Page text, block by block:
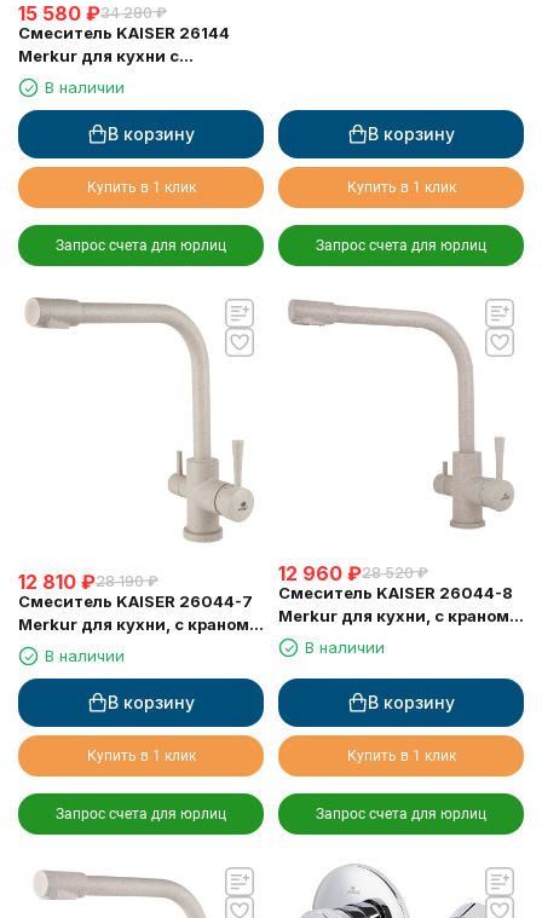
15 580 ₽34 280 ₽
Смеситель KAISER 26144
Merkur для кухни с
выдвижной лейкой
В наличии
В корзину
Купить в 1 клик
Запрос счета для юрлиц
В корзину
Купить в 1 клик
Запрос счета для юрлиц
12 810 ₽28 190 ₽
Смеситель KAISER 26044-7
Merkur для кухни, с краном
для питьевой воды,
бежевый мрамор
В наличии
В корзину
Купить в 1 клик
Запрос счета для юрлиц
12 960 ₽28 520 ₽
Смеситель KAISER 26044-8
Merkur для кухни, с краном
для питьевой воды,
песочный
В наличии
В корзину
Купить в 1 клик
Запрос счета для юрлиц